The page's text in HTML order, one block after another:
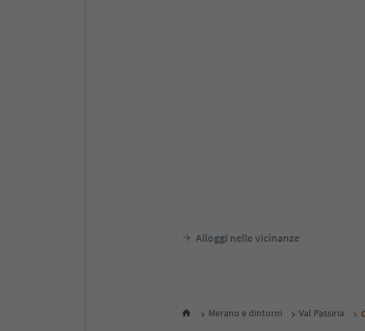
Alloggi nelle vicinanze
Merano e dintorni Val Passiria